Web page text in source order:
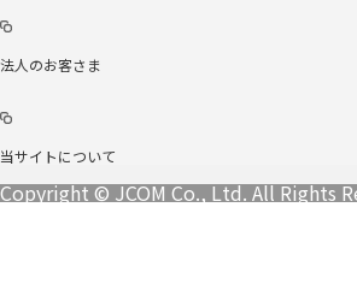
法人のお客さま
当サイトについて
Copyright © JCOM Co., Ltd. All Rights